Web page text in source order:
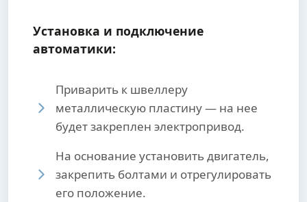
Установка и подключение
автоматики:
Приварить к швеллеру
металлическую пластину — на нее
будет закреплен электропривод.
На основание установить двигатель,
закрепить болтами и отрегулировать
его положение.